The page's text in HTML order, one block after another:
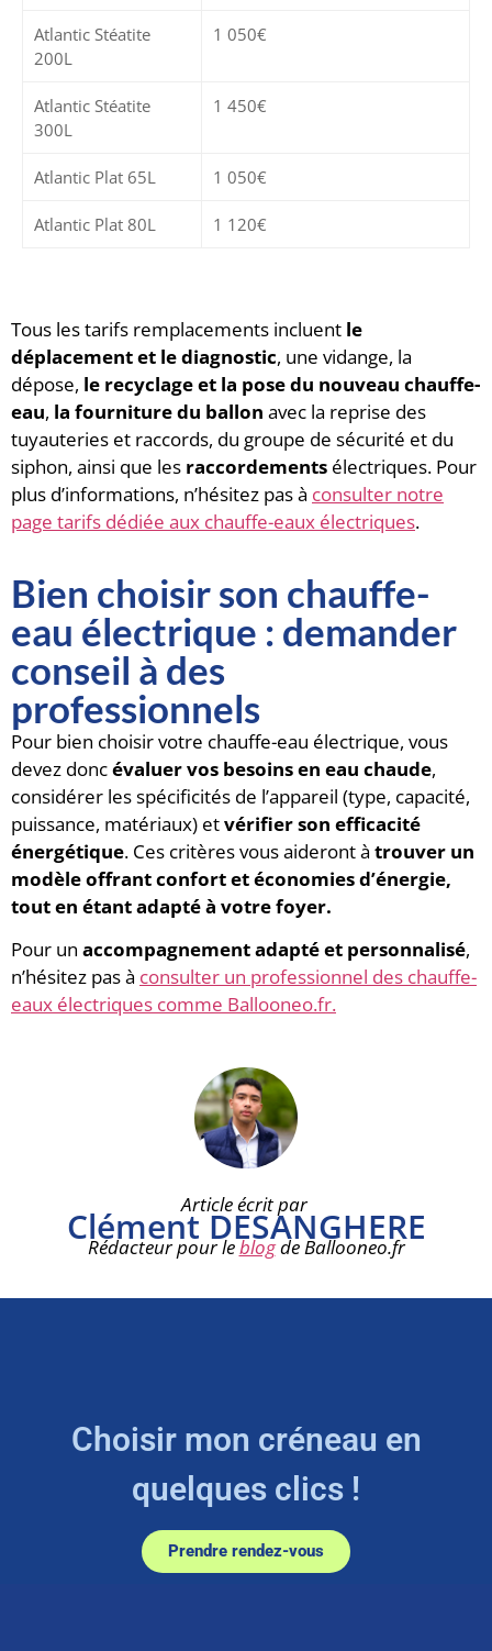
Atlantic Stéatite
200L
1 050€
Atlantic Stéatite
300L
1 450€
Atlantic Plat 65L 1 050€
Atlantic Plat 80L 1 120€
Tous les tarifs remplacements incluent le
déplacement et le diagnostic, une vidange, la
dépose, le recyclage et la pose du nouveau chauffe-
eau, la fourniture du ballon avec la reprise des
tuyauteries et raccords, du groupe de sécurité et du
siphon, ainsi que les raccordements électriques. Pour
plus d’informations, n’hésitez pas à consulter notre
page tarifs dédiée aux chauffe-eaux électriques.
Bien choisir son chauffe-
eau électrique : demander
conseil à des
professionnels
Pour bien choisir votre chauffe-eau électrique, vous
devez doncévaluer vos besoins en eau chaude,
considérer les spécificités de l’appareil (type, capacité,
puissance, matériaux) etvérifier son efficacité
énergétique. Ces critères vous aideront à trouver un
modèle offrant confort et économies d’énergie,
tout en étant adapté à votre foyer.
Pour un accompagnement adapté et personnalisé,
n’hésitez pas à consulter un professionnel des chauffe-
eaux électriques comme Ballooneo.fr.
Article écrit par
Clément DESANGHERE
Rédacteur pour leblogde Ballooneo.fr
Choisir mon créneau en
quelques clics !
Prendre rendez-vous